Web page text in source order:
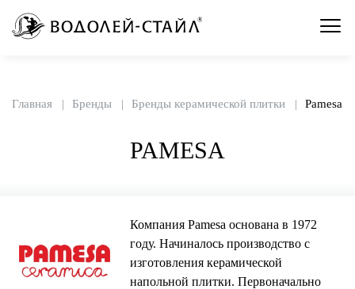
Главная Бренды Бренды керамической плитки Pamesa
PAMESA
Компания Pamesa основана в 1972
году. Начиналось производство с
изготовления керамической
напольной плитки. Первоначально